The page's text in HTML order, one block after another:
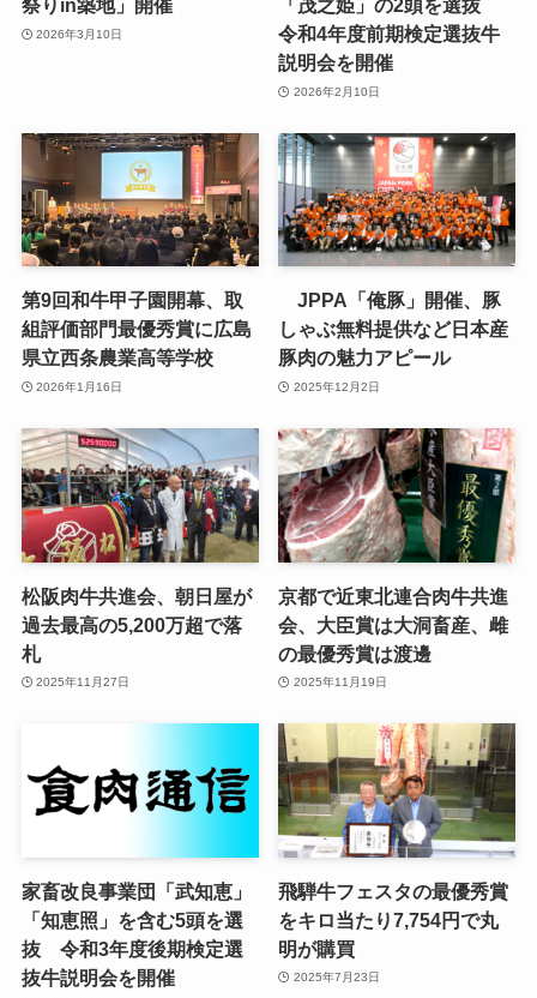
祭りin築地」開催
2026年3月10日
「茂之姫」の2頭を選抜
令和4年度前期検定選抜牛
説明会を開催
2026年2月10日
第9回和牛甲子園開幕、取
組評価部門最優秀賞に広島
県立西条農業高等学校
2026年1月16日
JPPA「俺豚」開催、豚
しゃぶ無料提供など日本産
豚肉の魅力アピール
2025年12月2日
松阪肉牛共進会、朝日屋が
過去最高の5,200万超で落
札
2025年11月27日
京都で近東北連合肉牛共進
会、大臣賞は大洞畜産、雌
の最優秀賞は渡邊
2025年11月19日
家畜改良事業団「武知恵」
「知恵照」を含む5頭を選
抜 令和3年度後期検定選
抜牛説明会を開催
飛騨牛フェスタの最優秀賞
をキロ当たり7,754円で丸
明が購買
2025年7月23日